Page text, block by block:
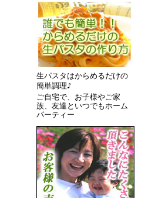
生パスタはからめるだけの
簡単調理♪
ご自宅で、お子様やご家
族、友達といつでもホーム
パーティー